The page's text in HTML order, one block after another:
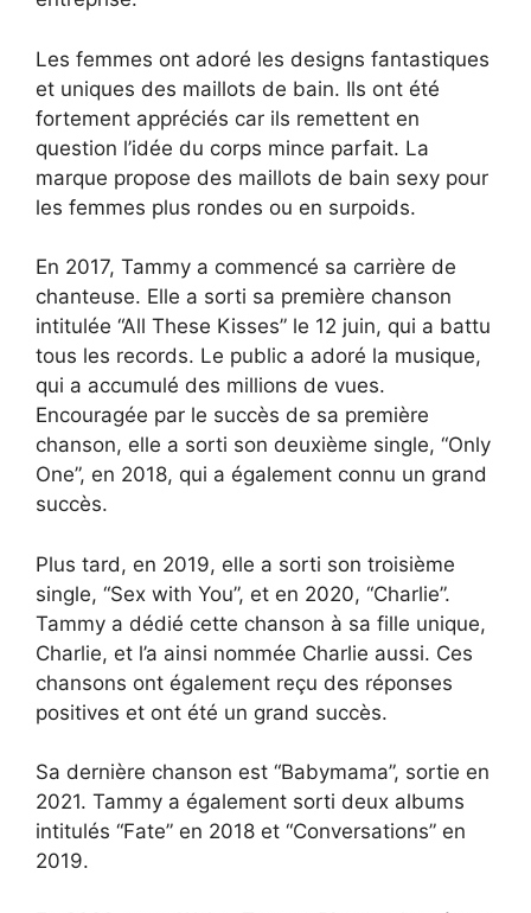
Les femmes ont adoré les designs fantastiques
et uniques des maillots de bain. Ils ont été
fortement appréciés car ils remettent en
question l’idée du corps mince parfait. La
marque propose des maillots de bain sexy pour
les femmes plus rondes ou en surpoids.
En 2017, Tammy a commencé sa carrière de
chanteuse. Elle a sorti sa première chanson
intitulée “All These Kisses” le 12 juin, qui a battu
tous les records. Le public a adoré la musique,
qui a accumulé des millions de vues.
Encouragée par le succès de sa première
chanson, elle a sorti son deuxième single, “Only
One”, en 2018, qui a également connu un grand
succès.
Plus tard, en 2019, elle a sorti son troisième
single, “Sex with You”, et en 2020, “Charlie”.
Tammy a dédié cette chanson à sa fille unique,
Charlie, et l’a ainsi nommée Charlie aussi. Ces
chansons ont également reçu des réponses
positives et ont été un grand succès.
Sa dernière chanson est “Babymama”, sortie en
2021. Tammy a également sorti deux albums
intitulés “Fate” en 2018 et “Conversations” en
2019.